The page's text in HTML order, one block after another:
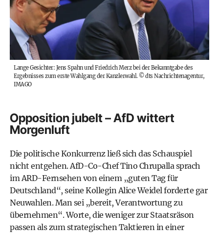
Lange Gesichter: Jens Spahn und Friedrich Merz bei der Bekanntgabe des
Ergebnisses zum erste Wahlgang der Kanzlerwahl. ©dts Nachrichtenagentur,
IMAGO
Opposition jubelt – AfD wittert
Morgenluft
Die politische Konkurrenz ließ sich das Schauspiel
nicht entgehen. AfD-Co-Chef Tino Chrupalla sprach
im ARD-Fernsehen von einem „guten Tag für
Deutschland“, seine Kollegin Alice Weidel forderte gar
Neuwahlen. Man sei „bereit, Verantwortung zu
übernehmen“. Worte, die weniger zur Staatsräson
passen als zum strategischen Taktieren in einer